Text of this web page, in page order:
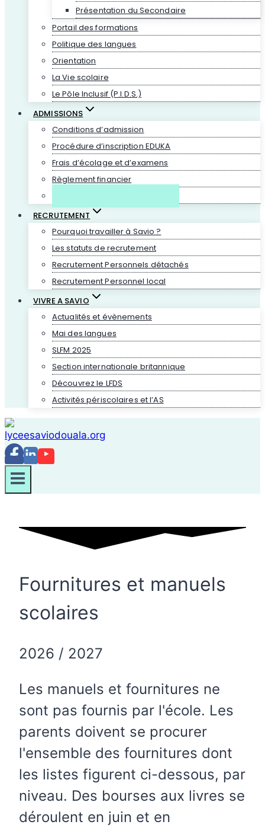
Présentation du Secondaire
Portail des formations
Politique des langues
Orientation
La Vie scolaire
Le Pôle Inclusif (P.I.D.S.)
ADMISSIONS
Conditions d’admission
Procédure d’inscription EDUKA
Frais d’écolage et d’examens
Règlement financier
RECRUTEMENT
Pourquoi travailler à Savio ?
Les statuts de recrutement
Recrutement Personnels détachés
Recrutement Personnel local
VIVRE A SAVIO
Actualités et évènements
Mai des langues
SLFM 2025
Section internationale britannique
Découvrez le LFDS
Activités périscolaires et l’AS
Fournitures et manuels
scolaires
2026 / 2027
Les manuels et fournitures ne
sont pas fournis par l'école. Les
parents doivent se procurer
l'ensemble des fournitures dont
les listes figurent ci-dessous, par
niveau. Des bourses aux livres se
déroulent en juin et en